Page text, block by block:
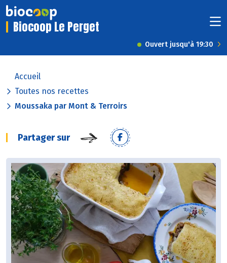
Biocoop Le Perget
Ouvert jusqu'à 19:30
Accueil
Toutes nos recettes
Moussaka par Mont & Terroirs
Partager sur